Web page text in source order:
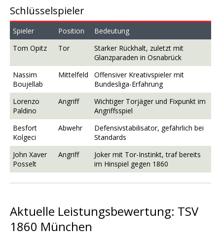
Schlüsselspieler
Spieler Position
Bedeutung
Tom Opitz
Tor
Starker Rückhalt, zuletzt mit
Glanzparaden in Osnabrück
Nassim
Boujellab
Mittelfeld
Offensiver Kreativspieler mit
Bundesliga-Erfahrung
Lorenzo
Paldino
Angriff
Wichtiger Torjäger und Fixpunkt im
Angriffsspiel
Besfort
Kolgeci
Abwehr
Defensivstabilisator, gefährlich bei
Standards
John Xaver
Posselt
Angriff
Joker mit Tor-Instinkt, traf bereits
im Hinspiel gegen 1860
Aktuelle Leistungsbewertung: TSV
1860 München